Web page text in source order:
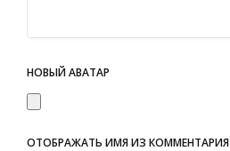
НОВЫЙ АВАТАР
ОТОБРАЖАТЬ ИМЯ ИЗ КОММЕНТАРИЯ